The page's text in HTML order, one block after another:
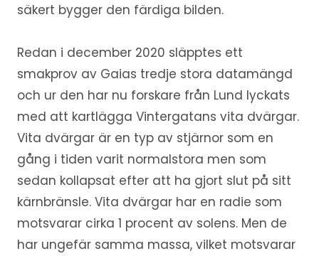
säkert bygger den färdiga bilden.
Redan i december 2020 släpptes ett
smakprov av Gaias tredje stora datamängd
och ur den har nu forskare från Lund lyckats
med att kartlägga Vintergatans vita dvärgar.
Vita dvärgar är en typ av stjärnor som en
gång i tiden varit normalstora men som
sedan kollapsat efter att ha gjort slut på sitt
kärnbränsle. Vita dvärgar har en radie som
motsvarar cirka 1 procent av solens. Men de
har ungefär samma massa, vilket motsvarar